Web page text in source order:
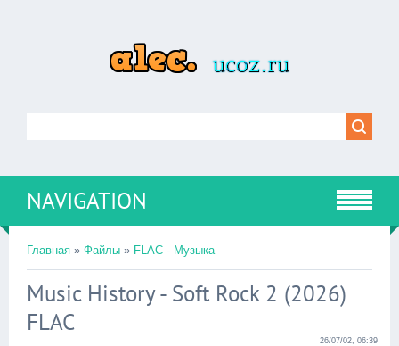
NAVIGATION
Главная » Файлы » FLAC - Музыка
Music History - Soft Rock 2 (2026)
FLAC
26/07/02, 06:39